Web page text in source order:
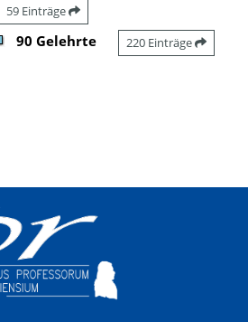
59 Einträge
90 Gelehrte 220 Einträge